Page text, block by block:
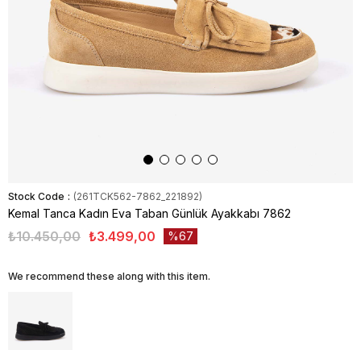
Stock Code (261TCK562-7862_221892)
Kemal Tanca Kadın Eva Taban Günlük Ayakkabı 7862
₺10.450,00 ₺3.499,00 67
We recommend these along with this item.